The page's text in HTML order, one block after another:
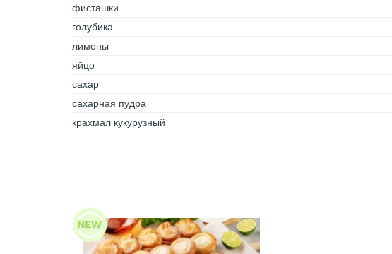
фисташки
голубика
лимоны
яйцо
сахар
сахарная пудра
крахмал кукурузный